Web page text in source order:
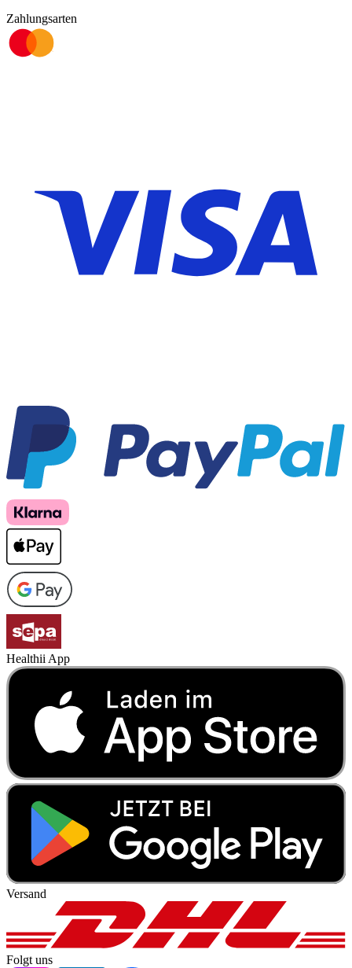
Zahlungsarten
Healthii App
Versand
Folgt uns